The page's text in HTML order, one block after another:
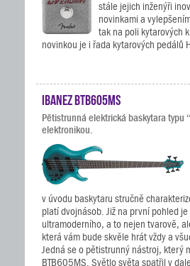
stále jejich inženýři
novinkami a
tak na poli kytarových
novinkou je i řada kytarových pedálů
Ibanez BTB605MS
Pětistrunná elektrická baskytara typu
elektronikou.
v úvodu baskytaru stručně
platí dvojnásob. Již na první pohled
ultramoderního, a to nejen tvarově,
která vám bude skvěle hrát vždy a
Jedná se o pětistrunný nástroj, který
BTB605MS. Světlo světa spatřil v